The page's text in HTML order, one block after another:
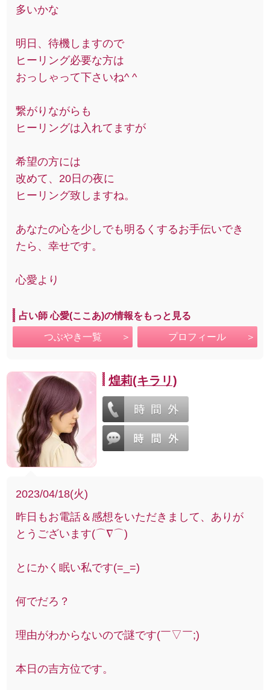
多いかな
明日、待機しますので
ヒーリング必要な方は
おっしゃって下さいね^ ^
繋がりながらも
ヒーリングは入れてますが
希望の方には
改めて、20日の夜に
ヒーリング致しますね。
あなたの心を少しでも明るくするお手伝いでき
たら、幸せです。
心愛より
占い師 心愛(ここあ)の情報をもっと見る
つぶやき一覧 プロフィール
煌莉(キラリ)
2023/04/18(火)
昨日もお電話＆感想をいただきまして、ありが
とうございます(⌒∇⌒)
とにかく眠い私です(=_=)
何でだろ？
理由がわからないので謎です(￣▽￣;)
本日の吉方位です。